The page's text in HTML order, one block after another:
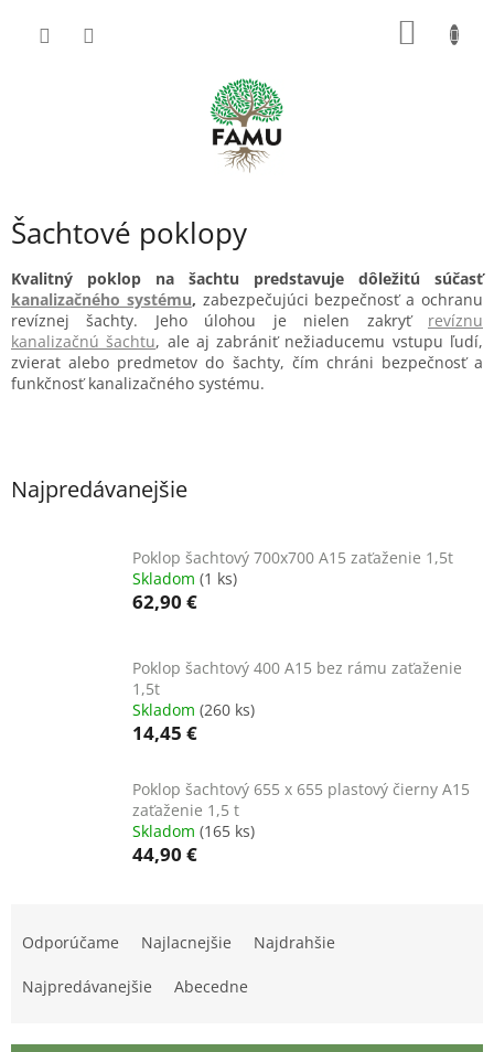
Šachtové poklopy
Kvalitný poklop na šachtu predstavuje dôležitú súčasť
kanalizačného systému, zabezpečujúci bezpečnosť a ochranu
revíznej šachty. Jeho úlohou je nielen zakryť revíznu
kanalizačnú šachtu, ale aj zabrániť nežiaducemu vstupu ľudí,
zvierat alebo predmetov do šachty, čím chráni bezpečnosť a
funkčnosť kanalizačného systému.
Najpredávanejšie
Poklop šachtový 700x700 A15 zaťaženie 1,5t
Skladom (1 ks)
62,90 €
Poklop šachtový 400 A15 bez rámu zaťaženie
1,5t
Skladom (260 ks)
14,45 €
Poklop šachtový 655 x 655 plastový čierny A15
zaťaženie 1,5 t
Skladom (165 ks)
44,90 €
Odporúčame Najlacnejšie Najdrahšie
Najpredávanejšie Abecedne